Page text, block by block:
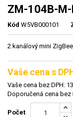
ZM-104B-
Kód W5VB000101
2 kanálový mini
Vaše cena s
Vaše cena bez DPH:
Doporučená cena bez
Počet